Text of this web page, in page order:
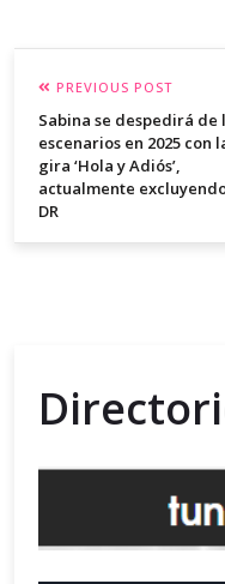
PREVIOUS POST
Sabina se despedirá de
escenarios en 2025 con
gira ‘Hola y Adiós’,
actualmente
DR